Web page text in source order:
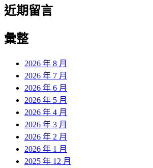
近期留言
彙整
2026 年 8 月
2026 年 7 月
2026 年 6 月
2026 年 5 月
2026 年 4 月
2026 年 3 月
2026 年 2 月
2026 年 1 月
2025 年 12 月